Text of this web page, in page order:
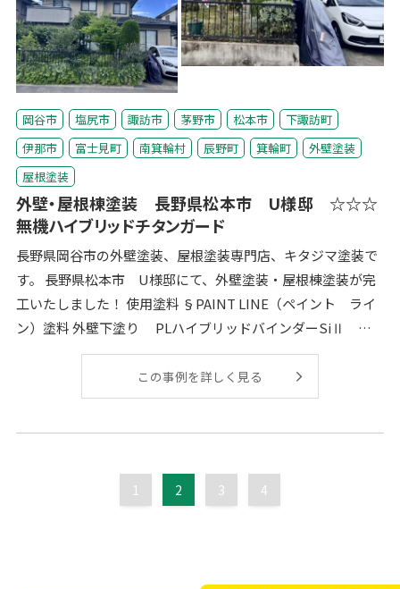
岡谷市 塩尻市 諏訪市 茅野市 松本市
下諏訪町
伊那市
富士見町 南箕輪村 辰野町 箕輪町
外壁塗装
屋根塗装
外壁・屋根棟塗装 長野県松本市 U様邸 ☆☆☆
無機ハイブリッドチタンガード
長野県岡谷市の外壁塗装、屋根塗装専門店、キタジマ塗装で
す。 長野県松本市 U様邸にて、外壁塗装・屋根棟塗装が完
工いたしました！ 使用塗料 §PAINT LINE（ペイント ライ
ン）塗料 外壁下塗り PLハイブリッドバインダーSiⅡ
（屋根棟同様）
この事例を詳しく見る
1 2 3 4